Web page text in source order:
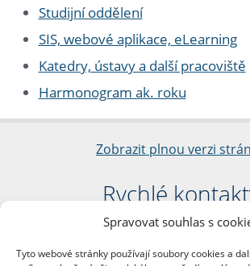
Spravovat souhlas s
Tyto webové stránky používají soubory cookies a
Studijní oddělení
SIS, webové aplikace, eLearning
Katedry, ústavy a další pracoviště
Harmonogram ak. roku
Zobrazit plnou verzi
Rychlé
Filozofická fakulta
nám. Jana Palacha 1/2